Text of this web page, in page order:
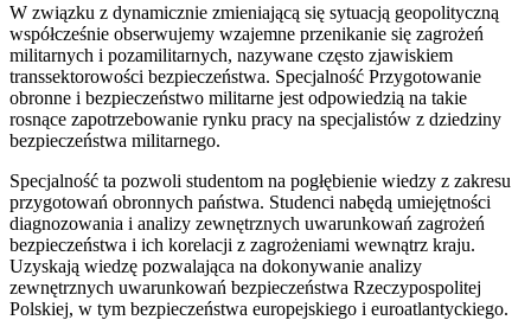
W związku z dynamicznie zmieniającą się sytuacją geopolityczną
współcześnie obserwujemy wzajemne przenikanie się zagrożeń
militarnych i pozamilitarnych, nazywane często zjawiskiem
transsektorowości bezpieczeństwa. Specjalność Przygotowanie
obronne i bezpieczeństwo militarne jest odpowiedzią na takie
rosnące zapotrzebowanie rynku pracy na specjalistów z dziedziny
bezpieczeństwa militarnego.
Specjalność ta pozwoli studentom na pogłębienie wiedzy z zakresu
przygotowań obronnych państwa. Studenci nabędą umiejętności
diagnozowania i analizy zewnętrznych uwarunkowań zagrożeń
bezpieczeństwa i ich korelacji z zagrożeniami wewnątrz kraju.
Uzyskają wiedzę pozwalająca na dokonywanie analizy
zewnętrznych uwarunkowań bezpieczeństwa Rzeczypospolitej
Polskiej, w tym bezpieczeństwa europejskiego i euroatlantyckiego.